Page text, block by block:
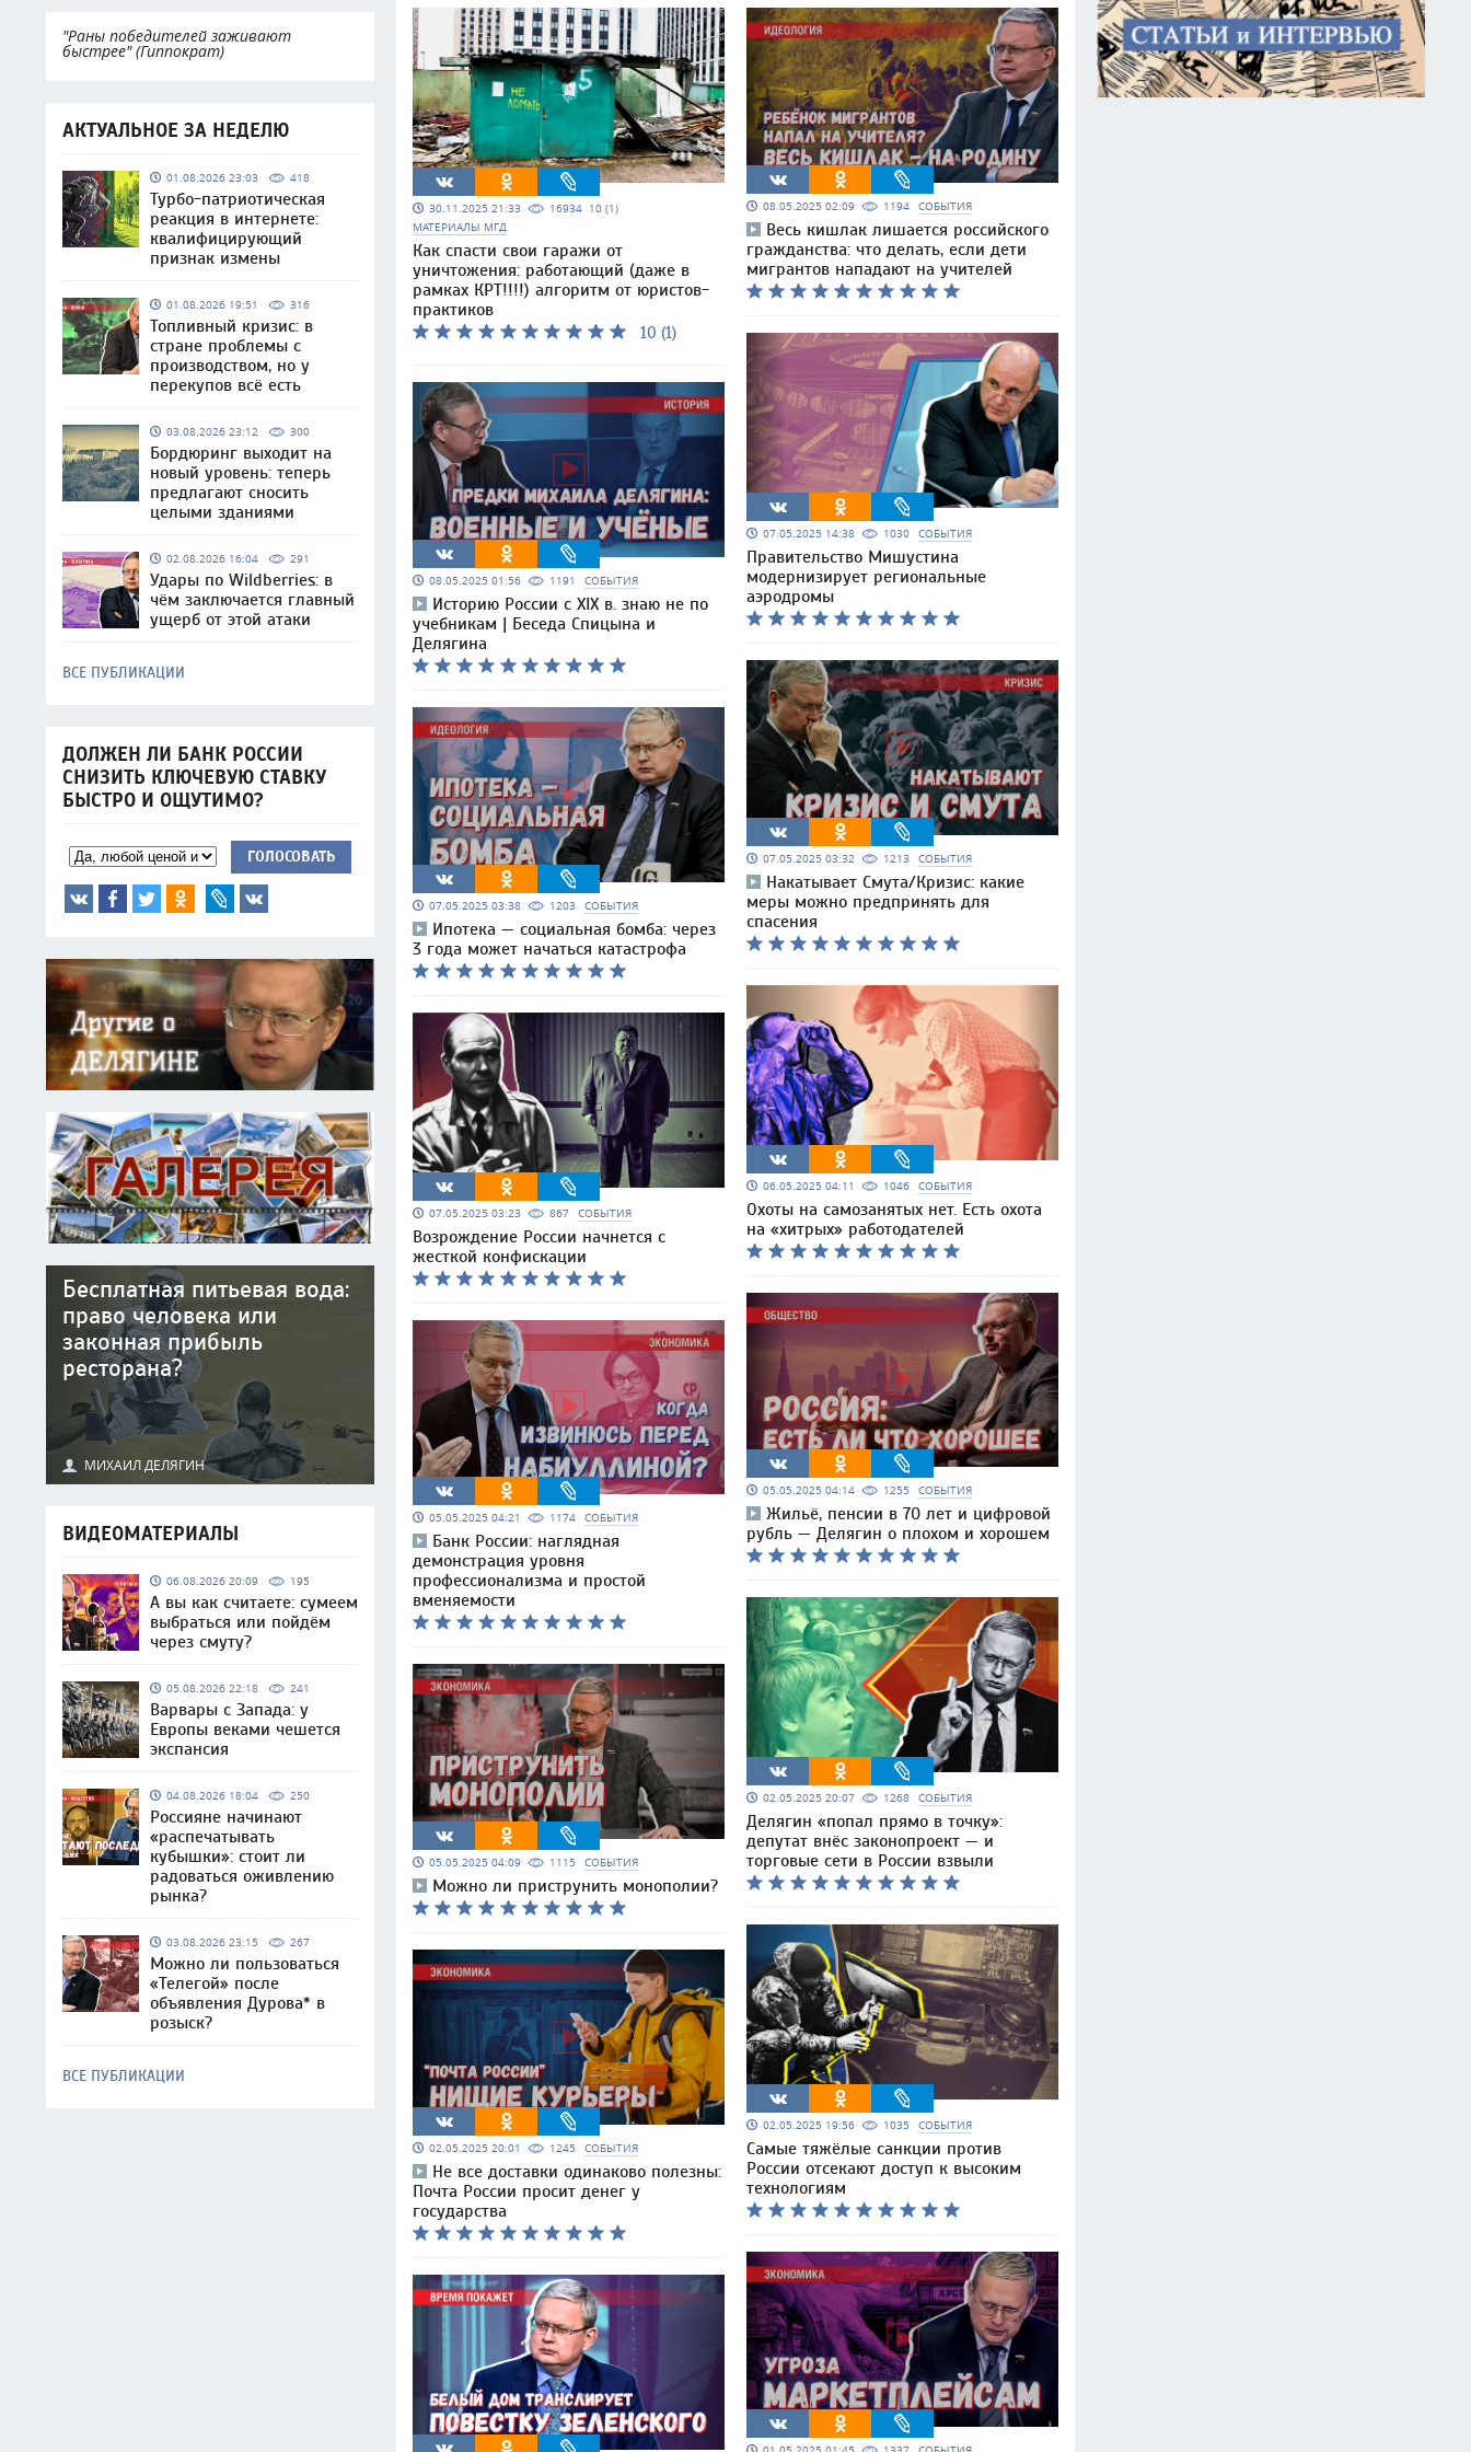
"Раны победителей заживают
быстрее" (Гиппократ)
АКТУАЛЬНОЕ ЗА НЕДЕЛЮ
01.08.2026 23:03 418
Турбо-патриотическая
реакция в интернете:
квалифицирующий
признак измены
01.08.2026 19:51 316
Топливный кризис: в
стране проблемы с
производством, но у
перекупов всё есть
03.08.2026 23:12 300
Бордюринг выходит на
новый уровень: теперь
предлагают сносить
целыми зданиями
02.08.2026 16:04 291
Удары по Wildberries: в
чём заключается главный
ущерб от этой атаки
ВСЕ ПУБЛИКАЦИИ
ДОЛЖЕН ЛИ БАНК РОССИИ
СНИЗИТЬ КЛЮЧЕВУЮ СТАВКУ
БЫСТРО И ОЩУТИМО?
ГОЛОСОВАТЬ
Бесплатная питьевая вода:
право человека или
законная прибыль
ресторана?
МИХАИЛ ДЕЛЯГИН
ВИДЕОМАТЕРИАЛЫ
06.08.2026 20:09 195
А вы как считаете: сумеем
выбраться или пойдём
через смуту?
05.08.2026 22:18 241
Варвары с Запада: у
Европы веками чешется
экспансия
04.08.2026 18:04 250
Россияне начинают
«распечатывать
кубышки»: стоит ли
радоваться оживлению
рынка?
03.08.2026 23:15 267
Можно ли пользоваться
«Телегой» после
объявления Дурова* в
розыск?
ВСЕ ПУБЛИКАЦИИ
30.11.2025 21:33 16934 10 (1)
МАТЕРИАЛЫ МГД
Как спасти свои гаражи от
уничтожения: работающий (даже в
рамках КРТ!!!!) алгоритм от юристов-
практиков
10 (1)
08.05.2025 01:56 1191 СОБЫТИЯ
Историю России с XIX в. знаю не по
учебникам | Беседа Спицына и
Делягина
07.05.2025 03:38 1203 СОБЫТИЯ
Ипотека — социальная бомба: через
3 года может начаться катастрофа
07.05.2025 03:23 867 СОБЫТИЯ
Возрождение России начнется с
жесткой конфискации
05.05.2025 04:21 1174 СОБЫТИЯ
Банк России: наглядная
демонстрация уровня
профессионализма и простой
вменяемости
05.05.2025 04:09 1115 СОБЫТИЯ
Можно ли приструнить монополии?
02.05.2025 20:01 1245 СОБЫТИЯ
Не все доставки одинаково полезны:
Почта России просит денег у
государства
08.05.2025 02:09 1194 СОБЫТИЯ
Весь кишлак лишается российского
гражданства: что делать, если дети
мигрантов нападают на учителей
07.05.2025 14:38 1030 СОБЫТИЯ
Правительство Мишустина
модернизирует региональные
аэродромы
07.05.2025 03:32 1213 СОБЫТИЯ
Накатывает Смута/Кризис: какие
меры можно предпринять для
спасения
06.05.2025 04:11 1046 СОБЫТИЯ
Охоты на самозанятых нет. Есть охота
на «хитрых» работодателей
05.05.2025 04:14 1255 СОБЫТИЯ
Жильё, пенсии в 70 лет и цифровой
рубль — Делягин о плохом и хорошем
02.05.2025 20:07 1268 СОБЫТИЯ
Делягин «попал прямо в точку»:
депутат внёс законопроект — и
торговые сети в России взвыли
02.05.2025 19:56 1035 СОБЫТИЯ
Самые тяжёлые санкции против
России отсекают доступ к высоким
технологиям